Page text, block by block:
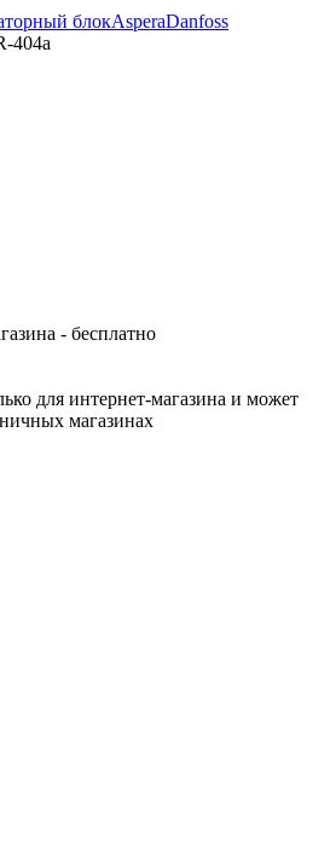
блокAsperaDanfoss
404a
- бесплатно
для интернет-магазина и может
магазинах